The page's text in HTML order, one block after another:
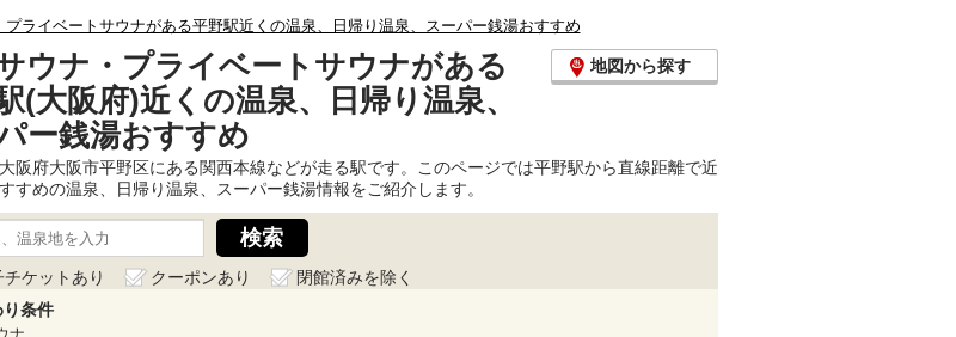
プライベートサウナがある平野駅近くの温泉、日帰り温泉、スーパー銭湯おすすめ
ウナ・プライベートサウナがある
(大阪府)近くの温泉、日帰り温泉、
ー銭湯おすすめ
地図から探す
阪府大阪市平野区にある関西本線などが走る駅です。このページでは平野駅から直線距離で近
すめの温泉、日帰り温泉、スーパー銭湯情報をご紹介します。
チケットあり クーポンあり
閉館済みを除く
り条件